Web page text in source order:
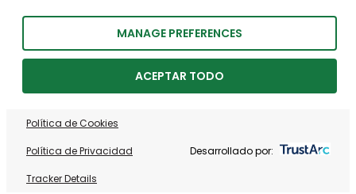
MANAGE PREFERENCES
ACEPTAR TODO
Política de Cookies
Política de Privacidad
Tracker Details
Desarrollado por: